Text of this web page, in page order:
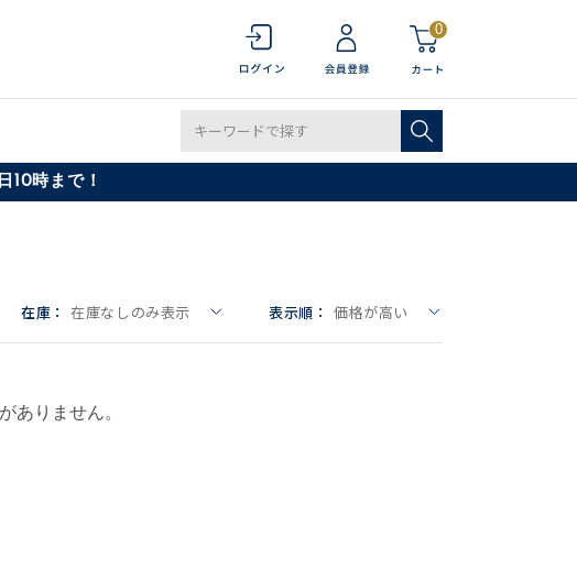
0
10時まで！
在庫： 在庫なしのみ表示 表示順： 価格が高い
ありません。